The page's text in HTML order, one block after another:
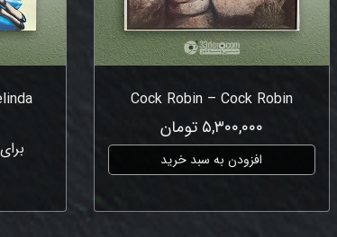
Cock Robin – Cock Robin
۵,۳۰۰,۰۰۰ تومان
افزودن به سبد خرید